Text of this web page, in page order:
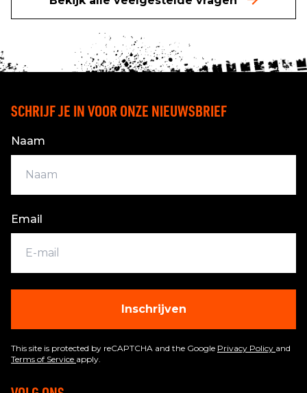
SCHRIJF JE IN VOOR ONZE NIEUWSBRIEF
Naam
Email
Inschrijven
This site is protected by reCAPTCHA and the Google Privacy Policy and
Terms of Service apply.